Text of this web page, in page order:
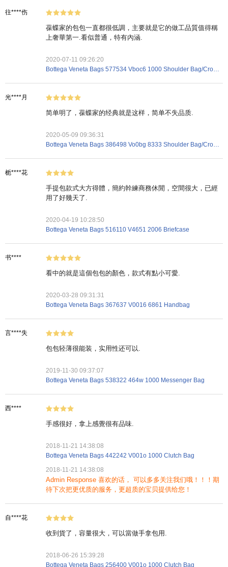
往****伤
葆蝶家的包包一直都很低調，主要就是它的做工品質值得稱
上奢華第一.看似普通，特有內涵.
2020-07-11 09:26:20
Bottega Veneta Bags 577534 Vboc6 1000 Shoulder Bag/Crossbody Bag
光****月
简单明了，葆蝶家的经典就是这样，简单不失品质.
2020-05-09 09:36:31
Bottega Veneta Bags 386498 Vo0bg 8333 Shoulder Bag/Crossbody Bag
栀****花
手提包款式大方得體，簡約幹練商務休閒，空間很大，已經
用了好幾天了.
2020-04-19 10:28:50
Bottega Veneta Bags 516110 V4651 2006 Briefcase
书****
看中的就是這個包包的顏色，款式有點小可愛.
2020-03-28 09:31:31
Bottega Veneta Bags 367637 V0016 6861 Handbag
言****失
包包轻薄很能装，实用性还可以.
2019-11-30 09:37:07
Bottega Veneta Bags 538322 464w 1000 Messenger Bag
西****
手感很好，拿上感覺很有品味.
2018-11-21 14:38:08
Bottega Veneta Bags 442242 V001o 1000 Clutch Bag
2018-11-21 14:38:08
Admin Response 喜欢的话， 可以多多关注我们哦！！！期
待下次把更优质的服务，更超质的宝贝提供给您！
自****花
收到貨了，容量很大，可以當做手拿包用.
2018-06-26 15:39:28
Bottega Veneta Bags 256400 V001o 1000 Clutch Bag